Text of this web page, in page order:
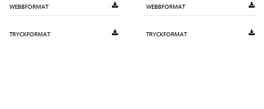
WEBBFORMAT
TRYCKFORMAT
WEBBFORMAT
TRYCKFORMAT